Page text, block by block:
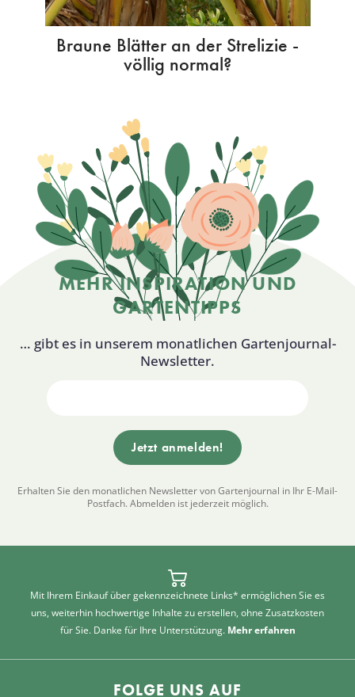
Braune Blätter an der Strelizie -
völlig normal?
MEHR INSPIRATION UND
GARTENTIPPS
… gibt es in unserem monatlichen Gartenjournal-
Newsletter.
Erhalten Sie den monatlichen Newsletter von Gartenjournal in Ihr E-Mail-
Postfach. Abmelden ist jederzeit möglich.
Mit Ihrem Einkauf über gekennzeichnete Links* ermöglichen Sie es
uns, weiterhin hochwertige Inhalte zu erstellen, ohne Zusatzkosten
für Sie. Danke für Ihre Unterstützung. Mehr erfahren
FOLGE UNS AUF